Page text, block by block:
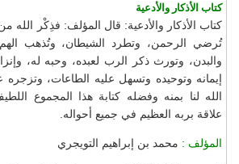
كتاب الأذكار والأدعية
كتاب الأذكار والأدعية: قال المؤلف: فذِكْر الله
تُرضي الرحمن، وتطرد الشيطان، وتُذهب
والبدن، وتورث ذكر الرب لعبده، وحبه له،
إيمانه وتوحيده وتسهل عليه الطاعات،
الله لنا بمنه وفضله كتابة هذا المجموع
علاقة بربه العظيم في جميع أحواله.
المؤلف : محمد بن إبراهيم التويجري